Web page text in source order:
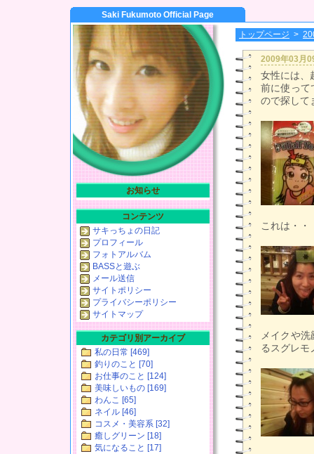
Saki Fukumoto Official Page
トップページ >
2009年03月
女性には、
前に使って
ので探して
これは・・
メイクや
るスグレモ
お知らせ
コンテンツ
サキっちょの日記
プロフィール
フォトアルバム
BASSと遊ぶ
メール送信
サイトポリシー
プライバシーポリシー
サイトマップ
カテゴリ別アーカイブ
私の日常 [469]
釣りのこと [70]
お仕事のこと [124]
美味しいもの [169]
わんこ [65]
ネイル [46]
コスメ・美容系 [32]
癒しグリーン [18]
気になること [17]